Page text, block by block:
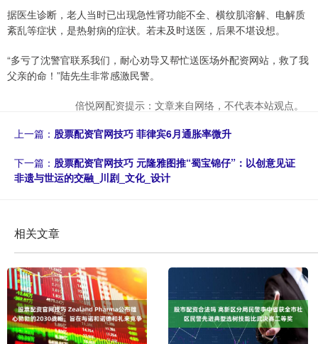
据医生诊断，老人当时已出现急性肾功能不全、横纹肌溶解、电解质
紊乱等症状，是热射病的症状。若未及时送医，后果不堪设想。
“多亏了沈警官联系我们，耐心劝导又帮忙送医场外配资网站，救了我
父亲的命！”陆先生非常感激民警。
倍悦网配资提示：文章来自网络，不代表本站观点。
上一篇： 股票配资官网技巧 菲律宾6月通胀率微升
下一篇： 股票配资官网技巧 元隆雅图推“蜀宝锦仔”：以创意见证
非遗与世运的交融_川剧_文化_设计
相关文章